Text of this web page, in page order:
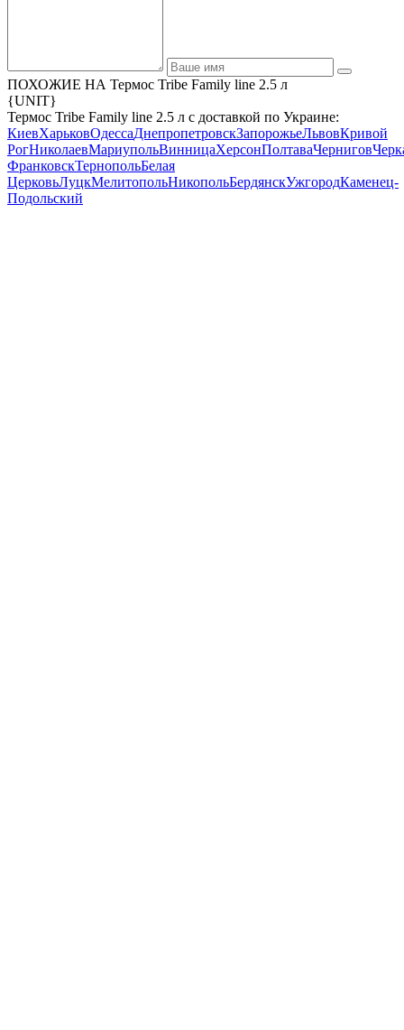
ПОХОЖИЕ НА Термос Tribe Family line 2.5 л
{UNIT}
Термос Tribe Family line 2.5 л с доставкой по Украине:
КиевХарьковОдессаДнепропетровскЗапорожьеЛьвовКривой
РогНиколаевМариупольВинницаХерсонПолтаваЧернигов
ФранковскТернопольБелая
ЦерковьЛуцкМелитопольНикопольБердянскУжгородКаменец-
Подольский